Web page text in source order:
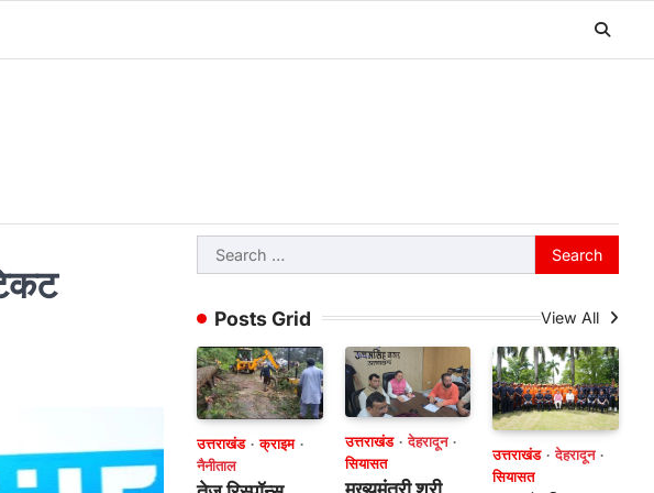
Search
for:
Posts Grid View All
उत्तराखंड
क्राइम
नैनीताल
उत्तराखंड
देहरादून
सियासत
उत्तराखंड
देहरादून
सियासत